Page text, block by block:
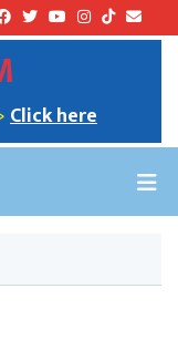
Click here